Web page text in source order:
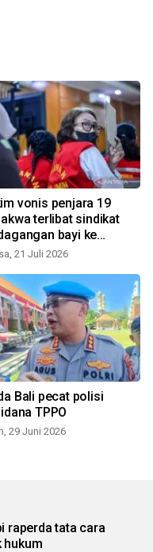
vonis penjara 19
terlibat sindikat
bayi ke
21 Juli 2026
Bali pecat polisi
TPPO
29 Juni 2026
raperda tata cara
hukum